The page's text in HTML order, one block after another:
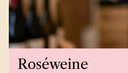
Roséweine